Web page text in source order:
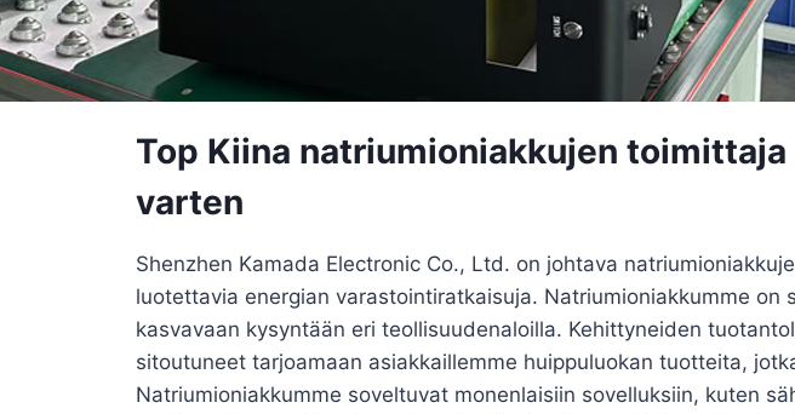
Top Kiina natriumioniakkujen
varten
Shenzhen Kamada Electronic Co., Ltd. on johtava
luotettavia energian varastointiratkaisuja. Natriumioniakkumme
kasvavaan kysyntään eri teollisuudenaloilla. Kehittyneiden
sitoutuneet tarjoamaan asiakkaillemme huippuluokan tuotteita,
Natriumioniakkumme soveltuvat monenlaisiin sovelluksiin, kuten